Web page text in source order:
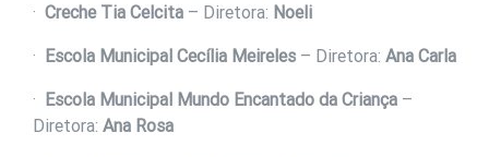
· Creche Tia Celcita – Diretora: Noeli
· Escola Municipal Cecília Meireles – Diretora: Ana Carla
· Escola Municipal Mundo Encantado da Criança –
Diretora: Ana Rosa